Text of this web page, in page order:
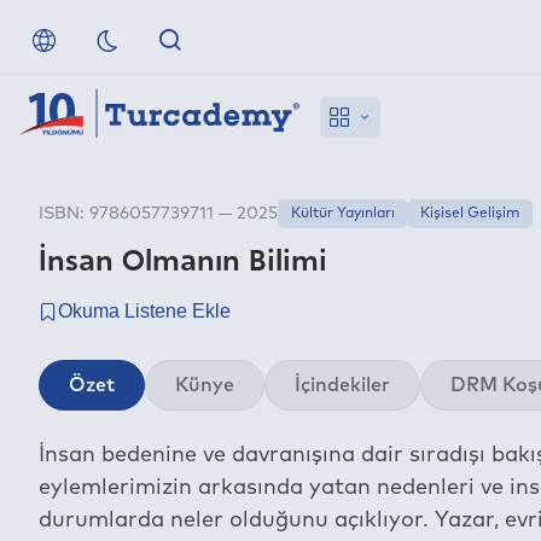
İnsan Olmanın Bilimi
ISBN: 9786057739711 — 2025 Kültür Yayınları Kişisel Gelişim
Özet Künye İçindekiler DRM
İnsan bedenine ve davranışına dair sıradışı
eylemlerimizin arkasında yatan nedenleri ve
durumlarda neler olduğunu açıklıyor. Yazar,